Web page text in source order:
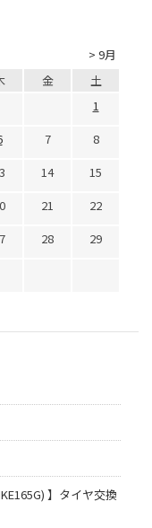
> 9月
金
土
1
7
8
14
15
21
22
28
29
】タイヤ交換